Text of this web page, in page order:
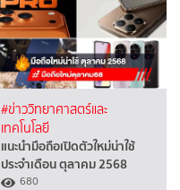
#ข่าววิทยาศาสตร์และ
เทคโนโลยี
แนะนำมือถือเปิดตัวใหม่น่าใช้
ประจำเดือน ตุลาคม 2568
680